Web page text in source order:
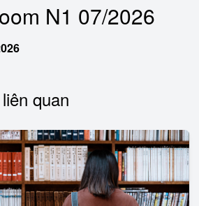
N1 07/2026
quan